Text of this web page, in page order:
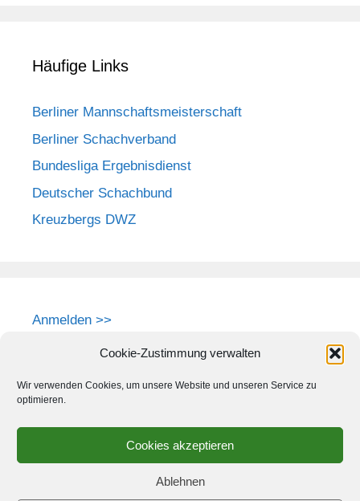
Cookie-Zustimmung verwalten
Wir verwenden Cookies, um unsere Website und unseren Service zu
optimieren.
Cookies akzeptieren
Ablehnen
Häufige Links
Berliner Mannschaftsmeisterschaft
Berliner Schachverband
Bundesliga Ergebnisdienst
Deutscher Schachbund
Kreuzbergs DWZ
Anmelden >>